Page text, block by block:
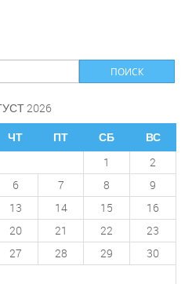
2026
ЧТ ПТ СБ
ВС
1
2
6 7 8
9
13 14 15
16
20 21 22
23
27 28 29
30